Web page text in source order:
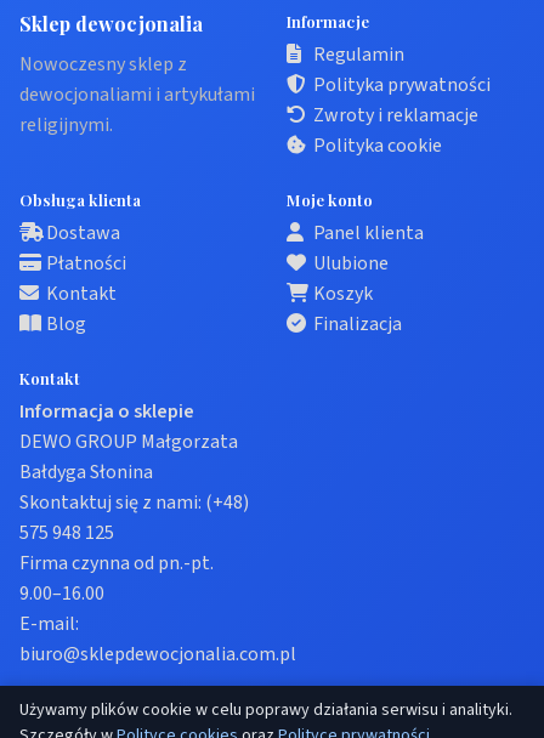
Sklep dewocjonalia
Nowoczesny sklep z
dewocjonaliami i artykułami
religijnymi.
Informacje
Regulamin
Polityka prywatności
Zwroty i reklamacje
Polityka cookie
Obsługa klienta
Dostawa
Płatności
Kontakt
Blog
Moje konto
Panel klienta
Ulubione
Koszyk
Finalizacja
Kontakt
Informacja o sklepie
DEWO GROUP Małgorzata
Bałdyga Słonina
Skontaktuj się z nami: (+48)
575 948 125
Firma czynna od pn.-pt.
9.00–16.00
E-mail:
biuro@sklepdewocjonalia.com.pl
© 2026 Sklep dewocjonalia. Wszelkie prawa zastrzeżone.
Używamy plików cookie w celu poprawy działania serwisu i analityki.